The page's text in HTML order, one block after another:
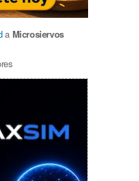
a Microsiervos